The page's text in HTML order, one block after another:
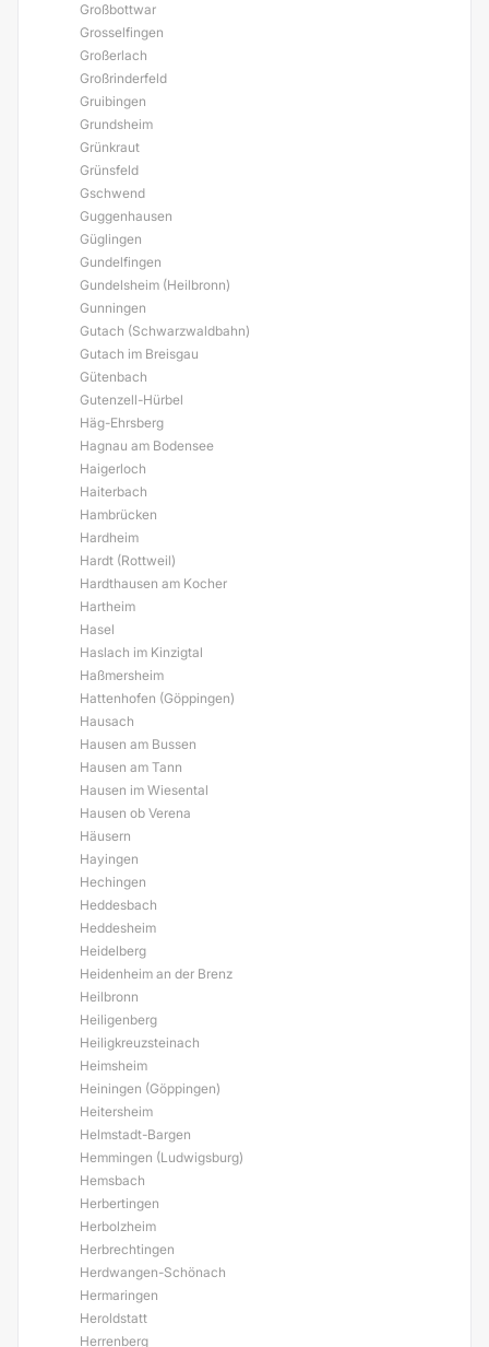
Großbottwar
Grosselfingen
Großerlach
Großrinderfeld
Gruibingen
Grundsheim
Grünkraut
Grünsfeld
Gschwend
Guggenhausen
Güglingen
Gundelfingen
Gundelsheim (Heilbronn)
Gunningen
Gutach (Schwarzwaldbahn)
Gutach im Breisgau
Gütenbach
Gutenzell-Hürbel
Häg-Ehrsberg
Hagnau am Bodensee
Haigerloch
Haiterbach
Hambrücken
Hardheim
Hardt (Rottweil)
Hardthausen am Kocher
Hartheim
Hasel
Haslach im Kinzigtal
Haßmersheim
Hattenhofen (Göppingen)
Hausach
Hausen am Bussen
Hausen am Tann
Hausen im Wiesental
Hausen ob Verena
Häusern
Hayingen
Hechingen
Heddesbach
Heddesheim
Heidelberg
Heidenheim an der Brenz
Heilbronn
Heiligenberg
Heiligkreuzsteinach
Heimsheim
Heiningen (Göppingen)
Heitersheim
Helmstadt-Bargen
Hemmingen (Ludwigsburg)
Hemsbach
Herbertingen
Herbolzheim
Herbrechtingen
Herdwangen-Schönach
Hermaringen
Heroldstatt
Herrenberg